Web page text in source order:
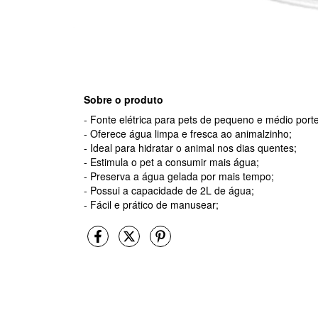
Sobre o produto
- Fonte elétrica para pets de pequeno e médio
- Oferece água limpa e fresca ao animalzinho;
- Ideal para hidratar o animal nos dias quentes;
- Estimula o pet a consumir mais água;
- Preserva a água gelada por mais tempo;
- Possui a capacidade de 2L de água;
- Fácil e prático de manusear;